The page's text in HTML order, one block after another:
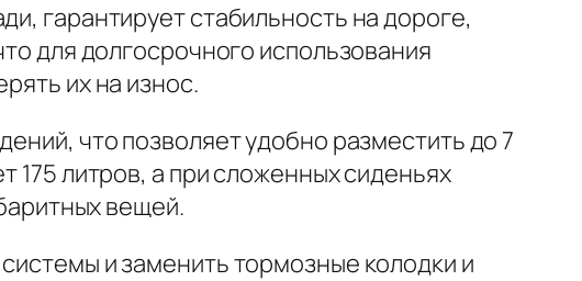
гарантирует стабильность на дороге,
для долгосрочного использования
их на износ.
что позволяет удобно разместить до 7
175 литров, а при сложенных сиденьях
вещей.
и заменить тормозные колодки и